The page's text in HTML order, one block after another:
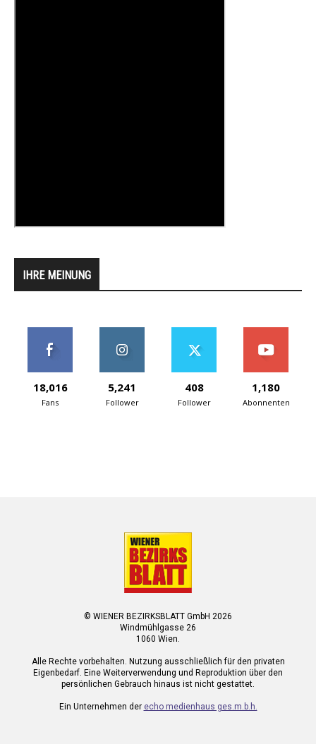
IHRE MEINUNG
18,016
Fans
5,241
Follower
408
Follower
1,180
Abonnenten
© WIENER BEZIRKSBLATT GmbH 2026
Windmühlgasse 26
1060 Wien.
Alle Rechte vorbehalten. Nutzung ausschließlich für den privaten
Eigenbedarf. Eine Weiterverwendung und Reproduktion über den
persönlichen Gebrauch hinaus ist nicht gestattet.
Ein Unternehmen der echo medienhaus ges.m.b.h.